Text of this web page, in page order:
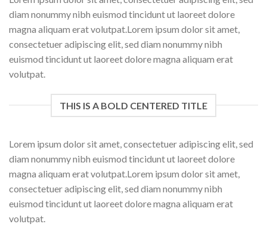
diam nonummy nibh euismod tincidunt ut laoreet dolore
magna aliquam erat volutpat.Lorem ipsum dolor sit amet,
consectetuer adipiscing elit, sed diam nonummy nibh
euismod tincidunt ut laoreet dolore magna aliquam erat
volutpat.
THIS IS A BOLD CENTERED TITLE
Lorem ipsum dolor sit amet, consectetuer adipiscing elit, sed
diam nonummy nibh euismod tincidunt ut laoreet dolore
magna aliquam erat volutpat.Lorem ipsum dolor sit amet,
consectetuer adipiscing elit, sed diam nonummy nibh
euismod tincidunt ut laoreet dolore magna aliquam erat
volutpat.